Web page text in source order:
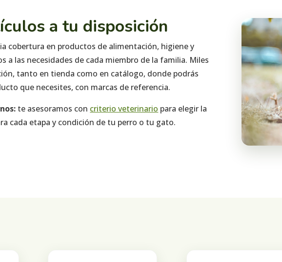
a tu disposición
cobertura en productos de alimentación, higiene y
a las necesidades de cada miembro de la familia. Miles
tanto en tienda como en catálogo, donde podrás
que necesites, con marcas de referencia.
te asesoramos con criterio veterinario para elegir la
cada etapa y condición de tu perro o tu gato.